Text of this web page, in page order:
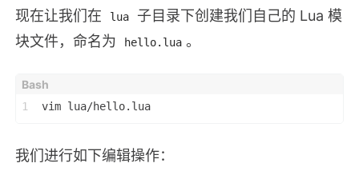
现在让我们在 lua
子目录下创建我们自己的 Lua 模
块文件，命名为
hello.lua 。
1 vim lua/hello.lua
我们进行如下编辑操作：